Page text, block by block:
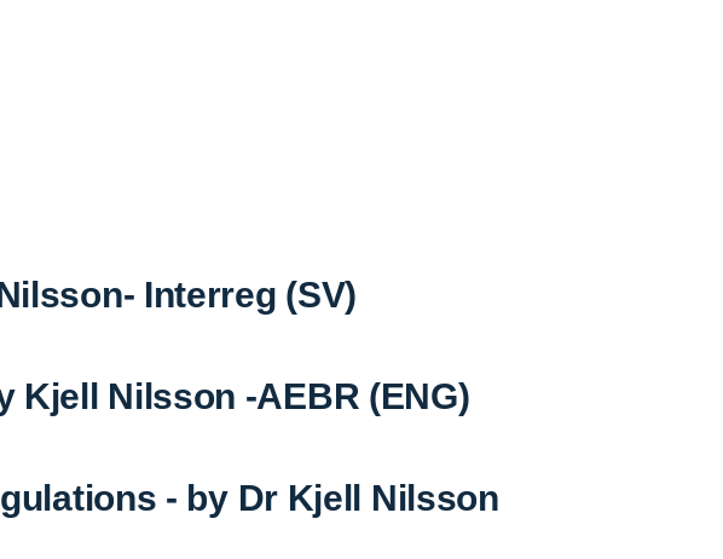
Interreg (SV)
Kjell Nilsson -AEBR (ENG)
- by Dr Kjell Nilsson